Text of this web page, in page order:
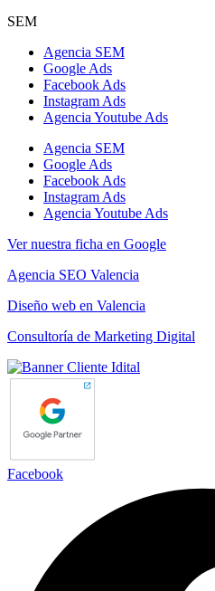
SEM
Agencia SEM
Google Ads
Facebook Ads
Instagram Ads
Agencia Youtube Ads
Agencia SEM
Google Ads
Facebook Ads
Instagram Ads
Agencia Youtube Ads
Ver nuestra ficha en Google
Agencia SEO Valencia
Diseño web en Valencia
Consultoría de Marketing Digital
Facebook